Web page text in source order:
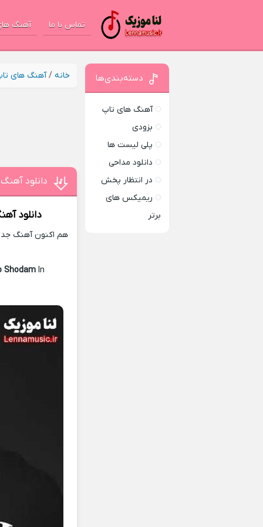
تماس با ما آهنگ
خانه /آهنگ های
دانلود
دانلود
هم اکنون آهنگ
ShodamIn
دسته‌بندی‌ها
آهنگ های تاپ
بزودی
پلی لیست ها
دانلود مداحی
در انتظار پخش
ریمیکس های
برتر